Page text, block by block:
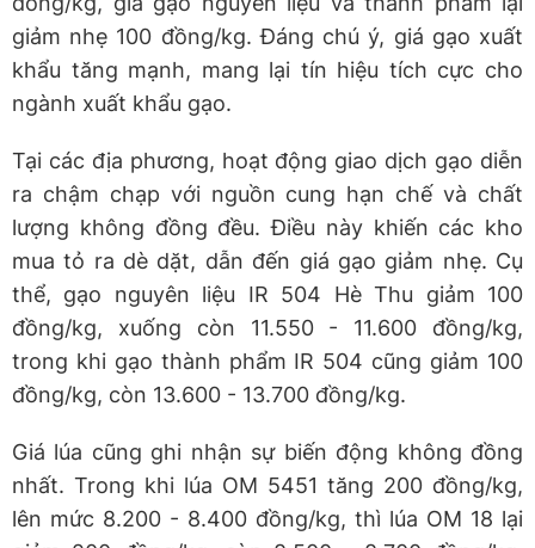
giảm nhẹ 100 đồng/kg. Đáng chú ý, giá gạo xuất
khẩu tăng mạnh, mang lại tín hiệu tích cực cho
ngành xuất khẩu gạo.
Tại các địa phương, hoạt động giao dịch gạo diễn
ra chậm chạp với nguồn cung hạn chế và chất
lượng không đồng đều. Điều này khiến các kho
mua tỏ ra dè dặt, dẫn đến giá gạo giảm nhẹ. Cụ
thể, gạo nguyên liệu IR 504 Hè Thu giảm 100
đồng/kg, xuống còn 11.550 - 11.600 đồng/kg,
trong khi gạo thành phẩm IR 504 cũng giảm 100
đồng/kg, còn 13.600 - 13.700 đồng/kg.
Giá lúa cũng ghi nhận sự biến động không đồng
nhất. Trong khi lúa OM 5451 tăng 200 đồng/kg,
lên mức 8.200 - 8.400 đồng/kg, thì lúa OM 18 lại